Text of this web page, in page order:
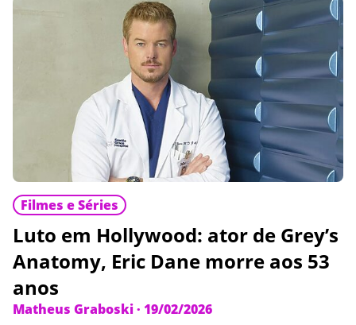
Filmes e Séries
Luto em Hollywood: ator de Grey’s
Anatomy, Eric Dane morre aos 53
anos
Matheus Graboski· 19/02/2026